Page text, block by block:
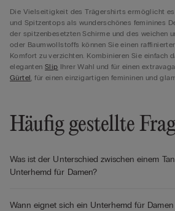
Die Vielseitigkeit des Trägershirts ermöglicht es
und Spitzentops als wunderschönes feminines
der spitzenbesetzten Schirme und des weichen
oder Baumwollstoffs können Sie einen
Komfort zu verzichten. Kombinieren Sie einfach
elegantenSlip Ihrer Wahl und für einen
Gürtel, für einen einzigartigen femininen und
Häufig gestellte
Was ist der Unterschied zwischen einem
Unterhemd für Damen?
Wann eignet sich ein Unterhemd für